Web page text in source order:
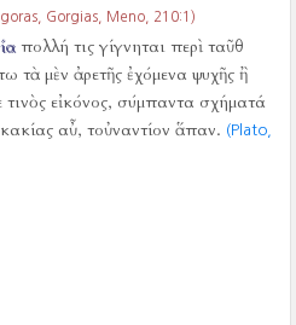
Gorgias, Meno, 210:1)
πολλή τις γίγνηται περὶ ταῦθ
τὰ μὲν ἀρετῆς ἐχόμενα ψυχῆς ἢ
τινὸς εἰκόνος, σύμπαντα σχήματά
αὖ, τοὐναντίον ἅπαν. (Plato,